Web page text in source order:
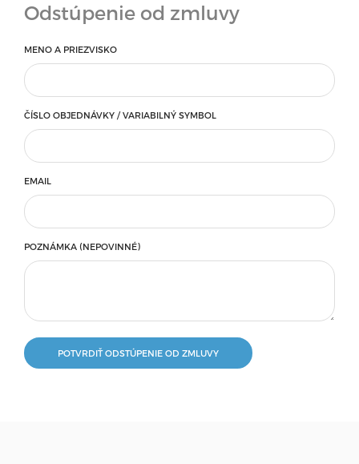
Odstúpenie od zmluvy
MENO A PRIEZVISKO
ČÍSLO OBJEDNÁVKY / VARIABILNÝ SYMBOL
EMAIL
POZNÁMKA (NEPOVINNÉ)